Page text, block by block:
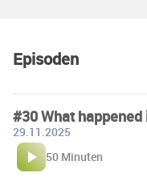
Episoden
#30 What
29.11.2025
50 Minuten